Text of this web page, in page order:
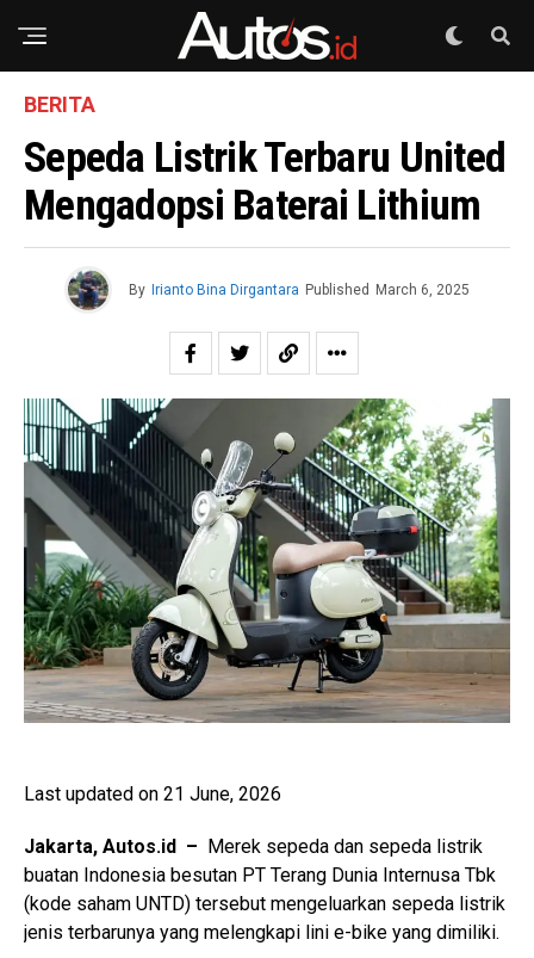
BERITA
Sepeda Listrik Terbaru United
Mengadopsi Baterai Lithium
By Irianto Bina Dirgantara Published March 6, 2025
Last updated on 21 June, 2026
Jakarta, Autos.id – Merek sepeda dan sepeda listrik
buatan Indonesia besutan PT Terang Dunia Internusa Tbk
(kode saham UNTD) tersebut mengeluarkan sepeda listrik
jenis terbarunya yang melengkapi lini e-bike yang dimiliki.